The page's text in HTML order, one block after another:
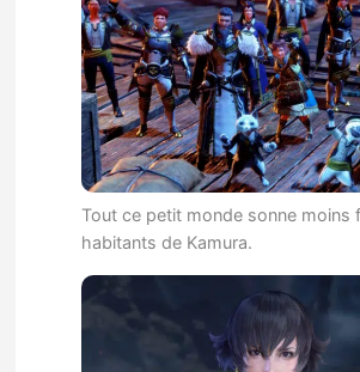
Tout ce petit monde sonne moins
habitants de Kamura.